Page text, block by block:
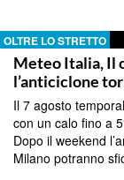
OLTRE LO STRETTO
Meteo Italia, Il
l’anticiclone
Il 7 agosto
con un calo fino a
Dopo il weekend
Milano potranno